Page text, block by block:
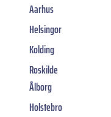
Aarhus
Helsingor
Kolding
Roskilde
Ålborg
Holstebro